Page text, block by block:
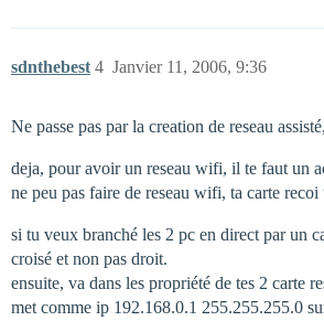
sdnthebest Janvier 11, 2006, 9:36
4
Ne passe pas par la creation de reseau
deja, pour avoir un reseau wifi, il te faut un
ne peu pas faire de reseau wifi, ta carte recoi
si tu veux branché les 2 pc en direct par un
croisé et non pas droit.
ensuite, va dans les propriété de tes 2 carte
met comme ip 192.168.0.1 255.255.255.0